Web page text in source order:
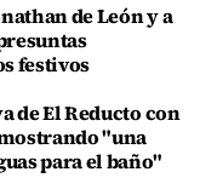
de León y a
festivos
de El Reducto con
"una
para el baño"